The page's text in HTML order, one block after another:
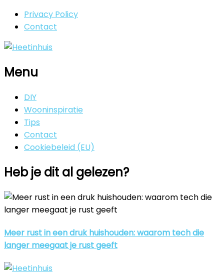
Privacy Policy
Contact
Menu
DIY
Wooninspiratie
Tips
Contact
Cookiebeleid (EU)
Heb je dit al gelezen?
Meer rust in een druk huishouden: waarom tech die
langer meegaat je rust geeft